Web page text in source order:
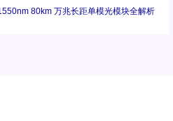
80km 万兆长距单模光模块全解析